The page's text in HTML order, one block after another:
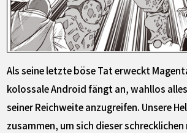
Als seine letzte böse Tat erweckt
kolossale Android fängt an, wahllos
seiner Reichweite anzugreifen. Unsere
zusammen, um sich dieser